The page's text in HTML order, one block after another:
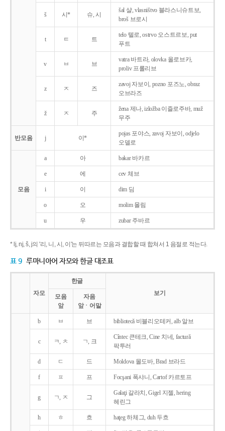
š 시* 슈, 시
šal 샬, vlasništvo 블라스니슈트보,
broš 브로시
t ㅌ 트
telo 텔로, ostrvo 오스트르보, put
푸트
v ㅂ 브
vatra 바트라, olovka 올로브카,
proliv 프롤리브
z ㅈ 즈
zavoj 자보이, pozno 포즈노, obraz
오브라즈
ž ㅈ 주
žena 제나, izložba 이즐로주바, muž
무주
반모음 j 이*
pojas 포야스, zavoj 자보이, odjelo
오델로
모음
a 아 bakar 바카르
e 에 cev 체브
i 이 dim 딤
o 오 molim 몰림
u 우 zubar 주바르
* lj, nj, š, j의 '리, 니, 시, 이'는 뒤따르는 모음과 결합할 때 합쳐서 1 음절로 적는다.
표 9 루마니아어 자모와 한글 대조표
자모
한글
보기
모음
앞
자음
앞ㆍ어말
b ㅂ 브 bibliotecǎ 비블리오테커, alb 알브
c ㅋ, ㅊ ㄱ, 크
Cîntec 큰테크, Cine 치네, facturǎ
팍투러
d ㄷ 드 Moldova 몰도바, Brad 브라드
f ㅍ 프 Focşani 폭샤니, Cartof 카르토프
g ㄱ, ㅈ 그
Galaţi 갈라치, Gigel 지젤, hering
헤린그
h ㅎ 흐 haţeg 하체그, duh 두흐